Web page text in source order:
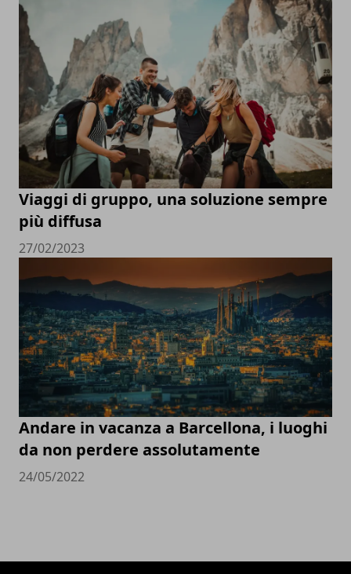
Viaggi di gruppo, una soluzione sempre
più diffusa
27/02/2023
Andare in vacanza a Barcellona, i luoghi
da non perdere assolutamente
24/05/2022